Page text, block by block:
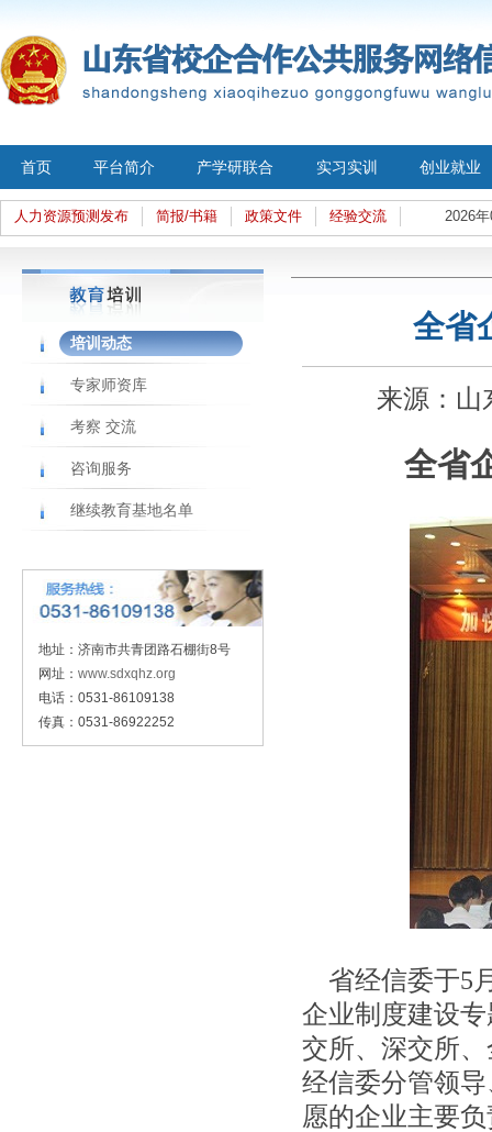
首页 平台简介 产学研联合 实习实训 创业就业
人力资源预测发布 简报/书籍 政策文件 经验交流 2026
培训动态
专家师资库
考察 交流
咨询服务
继续教育基地名单
地址：济南市共青团路石棚街8号
网址： www.sdxqhz.org
电话：0531-86109138
传真：0531-86922252
全省
来源：
全省
省经信委于5
企业制度建设
交所、深交所
经信委分管领
愿的企业主要